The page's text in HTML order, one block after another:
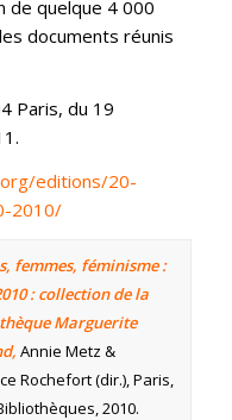
de quelque 4 000
documents réunis
Paris, du 19
editions/20-
2010/
femmes, féminisme :
: collection de la
Marguerite
Annie Metz &
Rochefort (dir.), Paris,
2010.